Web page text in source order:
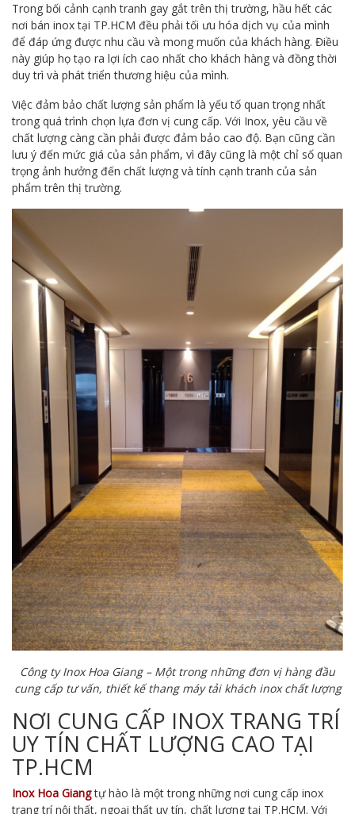
Trong bối cảnh cạnh tranh gay gắt trên thị trường, hầu hết các
nơi bán inox tại TP.HCM đều phải tối ưu hóa dịch vụ của mình
để đáp ứng được nhu cầu và mong muốn của khách hàng. Điều
này giúp họ tạo ra lợi ích cao nhất cho khách hàng và đồng thời
duy trì và phát triển thương hiệu của mình.
Việc đảm bảo chất lượng sản phẩm là yếu tố quan trọng nhất
trong quá trình chọn lựa đơn vị cung cấp. Với Inox, yêu cầu về
chất lượng càng cần phải được đảm bảo cao độ. Bạn cũng cần
lưu ý đến mức giá của sản phẩm, vì đây cũng là một chỉ số quan
trọng ảnh hưởng đến chất lượng và tính cạnh tranh của sản
phẩm trên thị trường.
Công ty Inox Hoa Giang – Một trong những đơn vị hàng đầu
cung cấp tư vấn, thiết kế thang máy tải khách inox chất lượng
NƠI CUNG CẤP INOX TRANG TRÍ
UY TÍN CHẤT LƯỢNG CAO TẠI
TP.HCM
Inox Hoa Giangtự hào là một trong những nơi cung cấp inox
trang trí nội thất, ngoại thất uy tín, chất lượng tại TP.HCM. Với